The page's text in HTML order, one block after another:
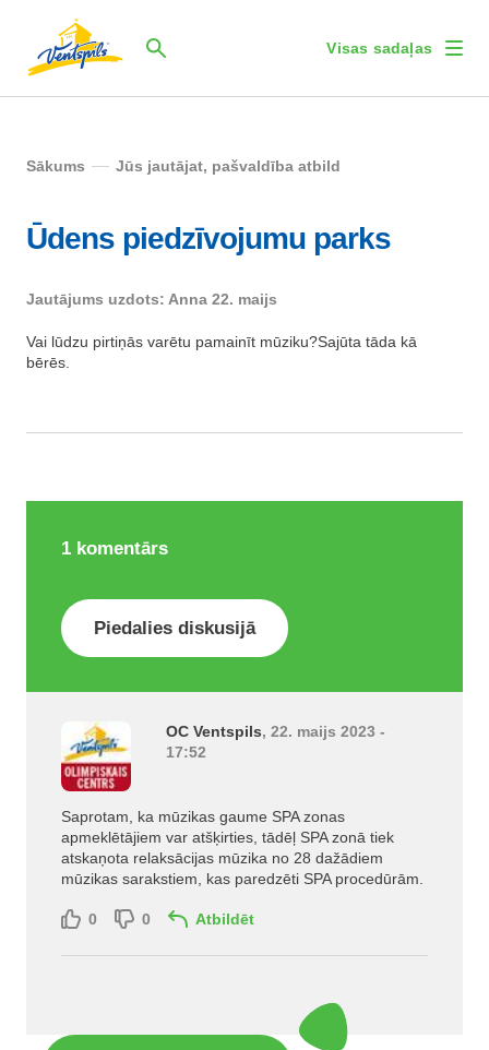
Visas sadaļas
Sākums Jūs jautājat, pašvaldība atbild
Ūdens piedzīvojumu parks
Jautājums uzdots: Anna 22. maijs
Vai lūdzu pirtiņās varētu pamainīt mūziku?Sajūta tāda kā
bērēs.
1 komentārs
Piedalies diskusijā
OC Ventspils, 22. maijs 2023 -
17:52
Saprotam, ka mūzikas gaume SPA zonas
apmeklētājiem var atšķirties, tādēļ SPA zonā tiek
atskaņota relaksācijas mūzika no 28 dažādiem
mūzikas sarakstiem, kas paredzēti SPA procedūrām.
0 0 Atbildēt